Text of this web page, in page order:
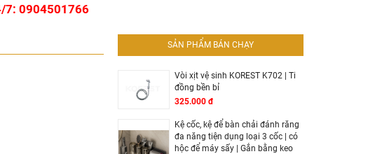
0904501766
SẢN PHẨM BÁN CHẠY
Vòi xịt vệ sinh KOREST K702 | Ti
đồng bền bỉ
325.000 đ
Kệ cốc, kệ để bàn chải đánh răng
đa năng tiện dụng loại 3 cốc | có
hộc để máy sấy | Gắn bằng keo